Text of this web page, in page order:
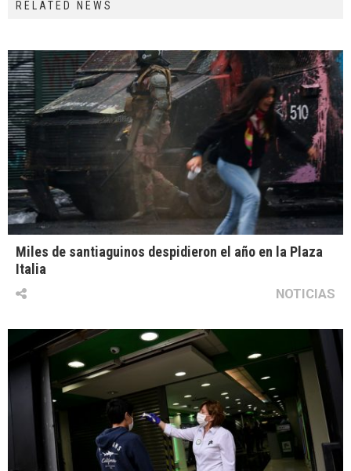
RELATED NEWS
Miles de santiaguinos despidieron el año en la Plaza
Italia
NOTICIAS